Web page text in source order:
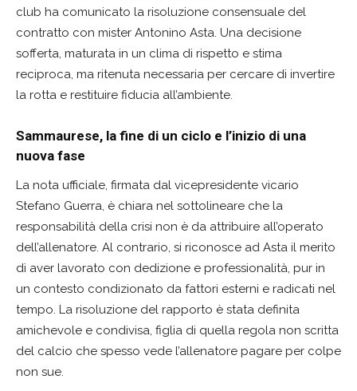
club ha comunicato la risoluzione consensuale del
contratto con mister Antonino Asta. Una decisione
sofferta, maturata in un clima di rispetto e stima
reciproca, ma ritenuta necessaria per cercare di invertire
la rotta e restituire fiducia all’ambiente.
Sammaurese, la fine di un ciclo e l’inizio di una
nuova fase
La nota ufficiale, firmata dal vicepresidente vicario
Stefano Guerra, è chiara nel sottolineare che la
responsabilità della crisi non è da attribuire all’operato
dell’allenatore. Al contrario, si riconosce ad Asta il merito
di aver lavorato con dedizione e professionalità, pur in
un contesto condizionato da fattori esterni e radicati nel
tempo. La risoluzione del rapporto è stata definita
amichevole e condivisa, figlia di quella regola non scritta
del calcio che spesso vede l’allenatore pagare per colpe
non sue.